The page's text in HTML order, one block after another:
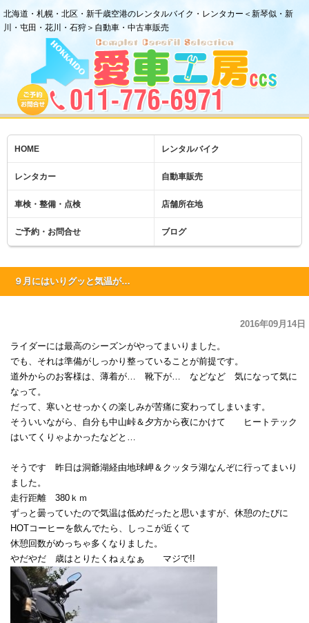
北海道・札幌・北区・新千歳空港のレンタルバイク・レンタカー＜新琴似・新
川・屯田・花川・石狩＞自動車・中古車販売
HOME レンタルバイク
レンタカー 自動車販売
車検・整備・点検 店舗所在地
ご予約・お問合せ ブログ
９月にはいりグッと気温が…
2016年09月14日
ライダーには最高のシーズンがやってまいりました。
でも、それは準備がしっかり整っていることが前提です。
道外からのお客様は、薄着が… 靴下が… などなど 気になって気に
なって。
だって、寒いとせっかくの楽しみが苦痛に変わってしまいます。
そういいながら、自分も中山峠＆夕方から夜にかけて ヒートテック
はいてくりゃよかったなどと…
そうです 昨日は洞爺湖経由地球岬＆クッタラ湖なんぞに行ってまいり
ました。
走行距離 380ｋｍ
ずっと曇っていたので気温は低めだったと思いますが、休憩のたびに
HOTコーヒーを飲んでたら、しっこが近くて
休憩回数がめっちゃ多くなりました。
やだやだ 歳はとりたくねぇなぁ マジで!!